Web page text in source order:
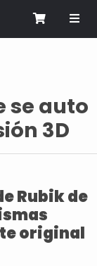
Cart
se auto
3D
Rubik de
original